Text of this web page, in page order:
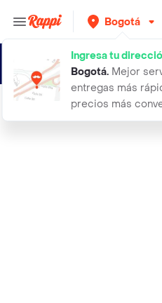
Bogotá
Ingresa tu
Bogotá. Mejor
entregas más
precios más
2 semicodo sanitario cxc